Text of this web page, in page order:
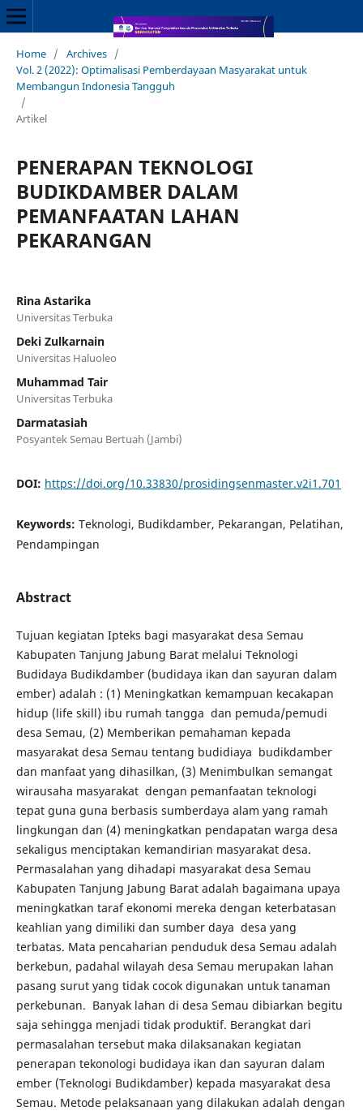
Home / Archives /
Vol. 2 (2022): Optimalisasi Pemberdayaan Masyarakat untuk
Membangun Indonesia Tangguh
/
Artikel
PENERAPAN TEKNOLOGI
BUDIKDAMBER DALAM
PEMANFAATAN LAHAN
PEKARANGAN
Rina Astarika
Universitas Terbuka
Deki Zulkarnain
Universitas Haluoleo
Muhammad Tair
Universitas Terbuka
Darmatasiah
Posyantek Semau Bertuah (Jambi)
DOI: https://doi.org/10.33830/prosidingsenmaster.v2i1.701
Keywords: Teknologi, Budikdamber, Pekarangan, Pelatihan,
Pendampingan
Abstract
Tujuan kegiatan Ipteks bagi masyarakat desa Semau
Kabupaten Tanjung Jabung Barat melalui Teknologi
Budidaya Budikdamber (budidaya ikan dan sayuran dalam
ember) adalah : (1) Meningkatkan kemampuan kecakapan
hidup (life skill) ibu rumah tangga dan pemuda/pemudi
desa Semau, (2) Memberikan pemahaman kepada
masyarakat desa Semau tentang budidiaya budikdamber
dan manfaat yang dihasilkan, (3) Menimbulkan semangat
wirausaha masyarakat dengan pemanfaatan teknologi
tepat guna guna berbasis sumberdaya alam yang ramah
lingkungan dan (4) meningkatkan pendapatan warga desa
sekaligus menciptakan kemandirian masyarakat desa.
Permasalahan yang dihadapi masyarakat desa Semau
Kabupaten Tanjung Jabung Barat adalah bagaimana upaya
meningkatkan taraf ekonomi mereka dengan keterbatasan
keahlian yang dimiliki dan sumber daya desa yang
terbatas. Mata pencaharian penduduk desa Semau adalah
berkebun, padahal wilayah desa Semau merupakan lahan
pasang surut yang tidak cocok digunakan untuk tanaman
perkebunan. Banyak lahan di desa Semau dibiarkan begitu
saja sehingga menjadi tidak produktif. Berangkat dari
permasalahan tersebut maka dilaksanakan kegiatan
penerapan tekonologi budidaya ikan dan sayuran dalam
ember (Teknologi Budikdamber) kepada masyarakat desa
Semau. Metode pelaksanaan yang dilakukan adalah dengan